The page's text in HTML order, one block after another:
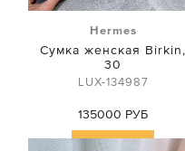
Hermes
Сумка женская Birkin,
30
LUX-134987
135000 РУБ
Купить